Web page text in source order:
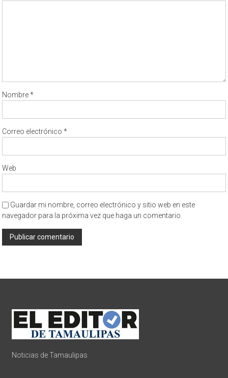
Nombre*
Correo electrónico*
Web
Guardar mi nombre, correo electrónico y sitio web en este
navegador para la próxima vez que haga un comentario.
Noticias de Tamaulipas